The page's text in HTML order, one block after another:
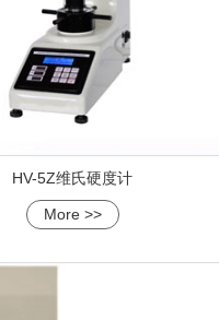
HV-5Z维氏硬度计
More >>